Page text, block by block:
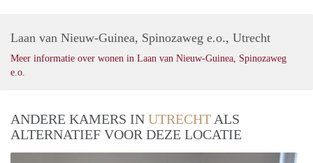
Laan van Nieuw-Guinea, Spinozaweg e.o., Utrecht
Meer informatie over wonen in Laan van Nieuw-Guinea, Spinozaweg
e.o.
ANDERE KAMERS IN UTRECHTALS
ALTERNATIEF VOOR DEZE LOCATIE